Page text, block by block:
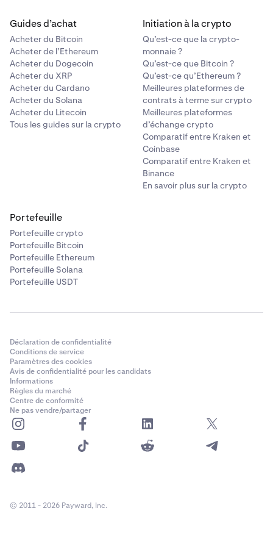
Guides d’achat
Acheter du Bitcoin
Acheter de l’Ethereum
Acheter du Dogecoin
Acheter du XRP
Acheter du Cardano
Acheter du Solana
Acheter du Litecoin
Tous les guides sur la crypto
Initiation à la crypto
Qu’est-ce que la crypto-
monnaie ?
Qu’est-ce que Bitcoin ?
Qu’est-ce qu’Ethereum ?
Meilleures plateformes de
contrats à terme sur crypto
Meilleures plateformes
d’échange crypto
Comparatif entre Kraken et
Coinbase
Comparatif entre Kraken et
Binance
En savoir plus sur la crypto
Portefeuille
Portefeuille crypto
Portefeuille Bitcoin
Portefeuille Ethereum
Portefeuille Solana
Portefeuille USDT
Déclaration de confidentialité
Conditions de service
Paramètres des cookies
Avis de confidentialité pour les candidats
Informations
Règles du marché
Centre de conformité
Ne pas vendre/partager
© 2011 - 2026 Payward, Inc.